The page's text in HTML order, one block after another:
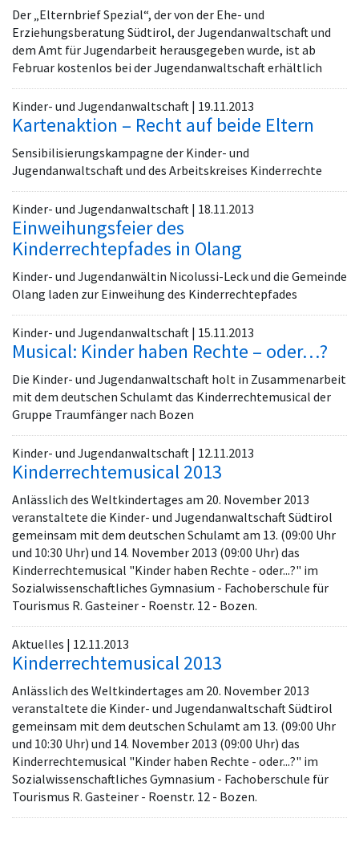
Der „Elternbrief Spezial“, der von der Ehe- und
Erziehungsberatung Südtirol, der Jugendanwaltschaft und
dem Amt für Jugendarbeit herausgegeben wurde, ist ab
Februar kostenlos bei der Jugendanwaltschaft erhältlich
Kinder- und Jugendanwaltschaft | 19.11.2013
Kartenaktion – Recht auf beide Eltern
Sensibilisierungskampagne der Kinder- und
Jugendanwaltschaft und des Arbeitskreises Kinderrechte
Kinder- und Jugendanwaltschaft | 18.11.2013
Einweihungsfeier des
Kinderrechtepfades in Olang
Kinder- und Jugendanwältin Nicolussi-Leck und die Gemeinde
Olang laden zur Einweihung des Kinderrechtepfades
Kinder- und Jugendanwaltschaft | 15.11.2013
Musical: Kinder haben Rechte – oder…?
Die Kinder- und Jugendanwaltschaft holt in Zusammenarbeit
mit dem deutschen Schulamt das Kinderrechtemusical der
Gruppe Traumfänger nach Bozen
Kinder- und Jugendanwaltschaft | 12.11.2013
Kinderrechtemusical 2013
Anlässlich des Weltkindertages am 20. November 2013
veranstaltete die Kinder- und Jugendanwaltschaft Südtirol
gemeinsam mit dem deutschen Schulamt am 13. (09:00 Uhr
und 10:30 Uhr) und 14. November 2013 (09:00 Uhr) das
Kinderrechtemusical "Kinder haben Rechte - oder...?" im
Sozialwissenschaftliches Gymnasium - Fachoberschule für
Tourismus R. Gasteiner - Roenstr. 12 - Bozen.
Aktuelles | 12.11.2013
Kinderrechtemusical 2013
Anlässlich des Weltkindertages am 20. November 2013
veranstaltete die Kinder- und Jugendanwaltschaft Südtirol
gemeinsam mit dem deutschen Schulamt am 13. (09:00 Uhr
und 10:30 Uhr) und 14. November 2013 (09:00 Uhr) das
Kinderrechtemusical "Kinder haben Rechte - oder...?" im
Sozialwissenschaftliches Gymnasium - Fachoberschule für
Tourismus R. Gasteiner - Roenstr. 12 - Bozen.